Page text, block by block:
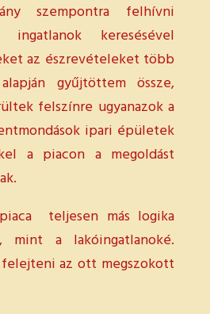
szempontra felhívni
keresésével
az észrevételeket több
gyűjtöttem össze,
felszínre ugyanazok a
ipari épületek
a piacon a megoldást
teljesen más logika
mint a lakóingatlanoké.
az ott megszokott